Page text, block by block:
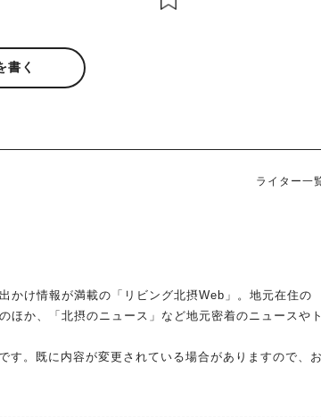
書く
ライター一
かけ情報が満載の「リビング北摂Web」。地元在住の
ほか、「北摂のニュース」など地元密着のニュースや
。既に内容が変更されている場合がありますので、